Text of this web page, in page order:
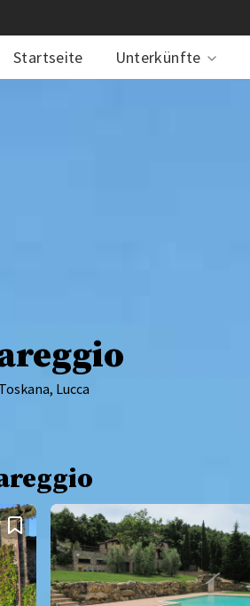
Startseite Unterkünfte
Toskana, Lucca